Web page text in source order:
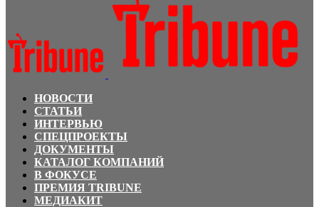
НОВОСТИ
СТАТЬИ
ИНТЕРВЬЮ
СПЕЦПРОЕКТЫ
ДОКУМЕНТЫ
КАТАЛОГ КОМПАНИЙ
В ФОКУСЕ
ПРЕМИЯ TRIBUNE
МЕДИАКИТ